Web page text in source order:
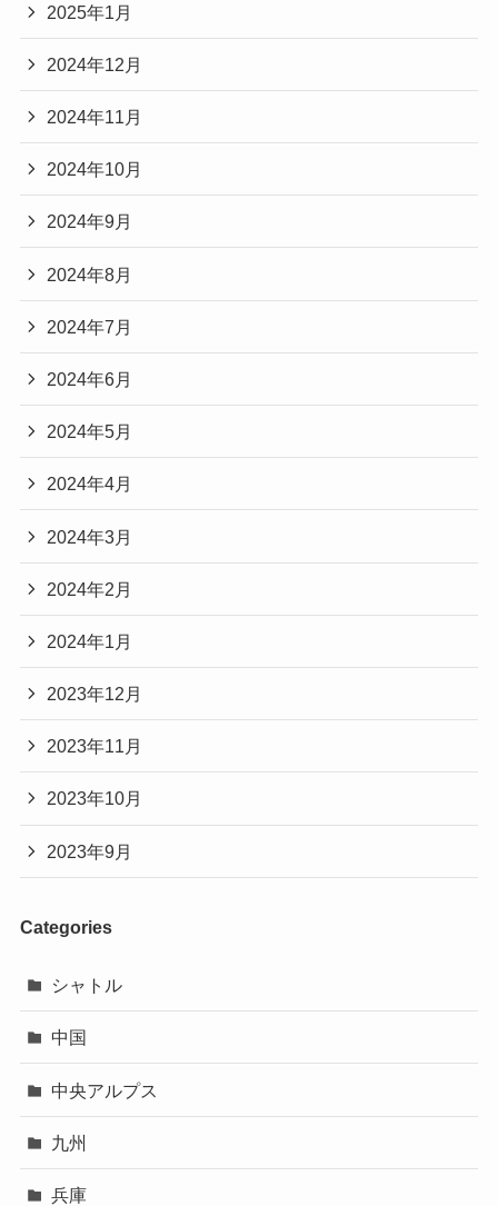
2025年1月
2024年12月
2024年11月
2024年10月
2024年9月
2024年8月
2024年7月
2024年6月
2024年5月
2024年4月
2024年3月
2024年2月
2024年1月
2023年12月
2023年11月
2023年10月
2023年9月
Categories
シャトル
中国
中央アルプス
九州
兵庫